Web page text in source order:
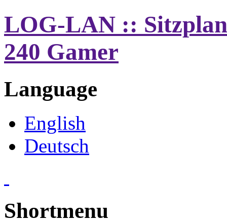
LOG-LAN ::
240 Gamer
Language
English
Deutsch
Shortmenu